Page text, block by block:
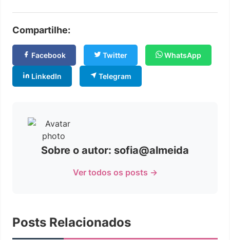
Compartilhe:
Facebook Twitter WhatsApp
LinkedIn Telegram
Sobre o autor: sofia@almeida
Ver todos os posts →
Posts Relacionados